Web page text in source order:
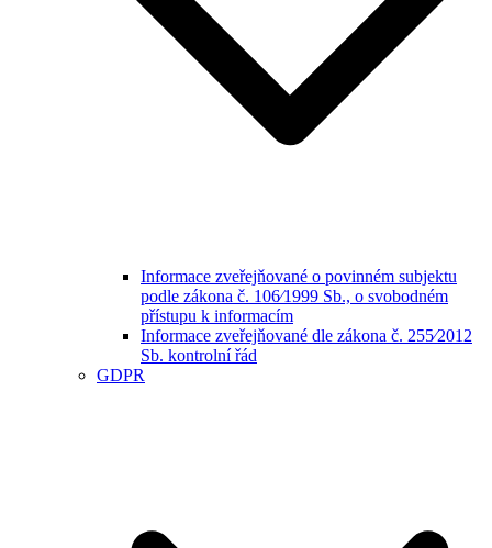
Informace zveřejňované o povinném subjektu
podle zákona č. 106⁄1999 Sb., o svobodném
přístupu k informacím
Informace zveřejňované dle zákona č. 255⁄2012
Sb. kontrolní řád
GDPR